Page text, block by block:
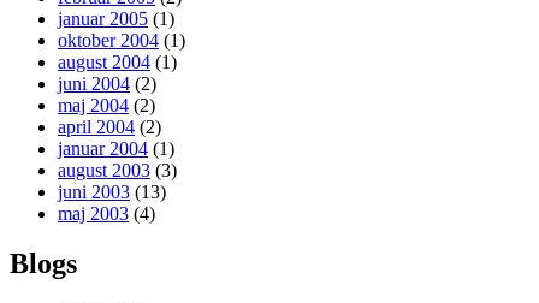
januar 2005 (1)
oktober 2004 (1)
august 2004 (1)
juni 2004 (2)
maj 2004 (2)
april 2004 (2)
januar 2004 (1)
august 2003 (3)
juni 2003 (13)
maj 2003 (4)
Blogs